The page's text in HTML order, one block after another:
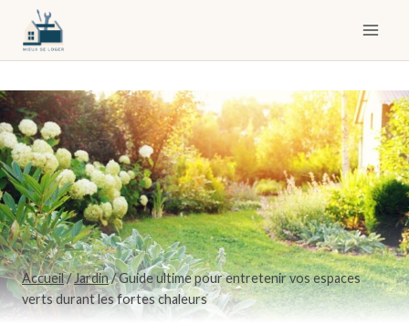
content
Accueil/Jardin/Guide ultime pour entretenir vos espaces
verts durant les fortes chaleurs